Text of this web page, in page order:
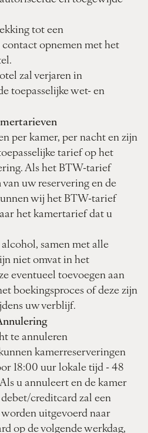
tot een
opnemen met het
zal verjaren in
toepasselijke wet- en
per kamer, per nacht en zijn
tarief op het
Als het BTW-tarief
uw reservering en de
wij het BTW-tarief
het kamertarief dat u
samen met alle
niet omvat in het
eventueel toevoegen aan
boekingsproces of deze zijn
uw verblijf.
te annuleren
kamerreserveringen
18:00 uur lokale tijd - 48
u annuleert en de kamer
creditcard zal een
uitgevoerd naar
op de volgende werkdag,